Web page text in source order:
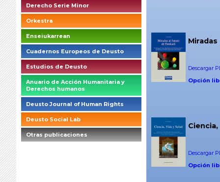
Derecho Serie Minor
Orkestra
Enseiukarrean
Cuadernos Europeos de Deusto
Estudios de Deusto
Anuario de Acción Humanitaria y
Derechos humanos
Deusto Journal of Human Rights
Deusto Social Lab
Otras publicaciones
Descargar
Opción
Ciencia,
Descargar
Opción